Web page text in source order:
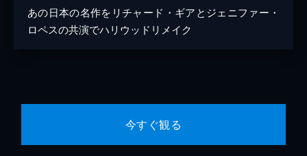
あの日本の名作をリチャード・ギアとジェニファー・
ロペスの共演でハリウッドリメイク
今すぐ観る